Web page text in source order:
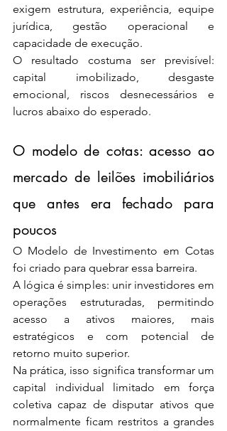
exigem estrutura, experiência, equipe
jurídica, gestão operacional e
capacidade de execução.
O resultado costuma ser previsível:
capital imobilizado, desgaste
emocional, riscos desnecessários e
lucros abaixo do esperado.
O modelo de cotas: acesso ao
mercado de leilões imobiliários
que antes era fechado para
poucos
O Modelo de Investimento em Cotas
foi criado para quebrar essa barreira.
A lógica é simples: unir investidores em
operações estruturadas, permitindo
acesso a ativos maiores, mais
estratégicos e com potencial de
retorno muito superior.
Na prática, isso significa transformar um
capital individual limitado em força
coletiva capaz de disputar ativos que
normalmente ficam restritos a grandes